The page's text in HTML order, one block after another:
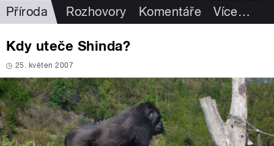
Příroda Rozhovory Komentáře Více…
Kdy uteče Shinda?
25. květen 2007